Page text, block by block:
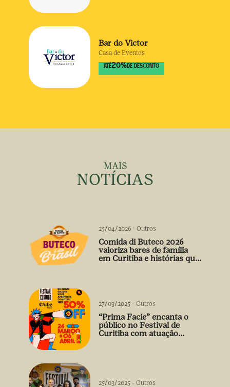
Bar do Victor
Casa de Eventos
ATÉ20% DE DESCONTO
MAIS
NOTÍCIAS
25/04/2026 - Outros
Comida di Buteco 2026
valoriza bares de família
em Curitiba e histórias que
27/03/2025 - Outros
“Prima Facie” encanta o
público no Festival de
Curitiba com atuação
25/03/2025 - Outros